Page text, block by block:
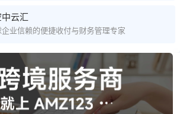
云汇
业信赖的便捷收付与财务管理专家